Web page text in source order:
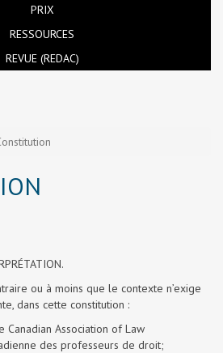
PRIX
RESSOURCES
REVUE (REDAC)
ou à moins que le contexte n’exige
dans cette constitution :
Canadian Association of Law
des professeurs de droit;